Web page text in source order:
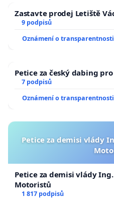
Zastavte prodej Letiště
9 podpisů
Oznámení o transparentnosti
Petice za český dabing
7 podpisů
Oznámení o transparentnosti
Petice za demisi vlády
Petice za demisi vlády Ing.
Motoristů
1 817 podpisů